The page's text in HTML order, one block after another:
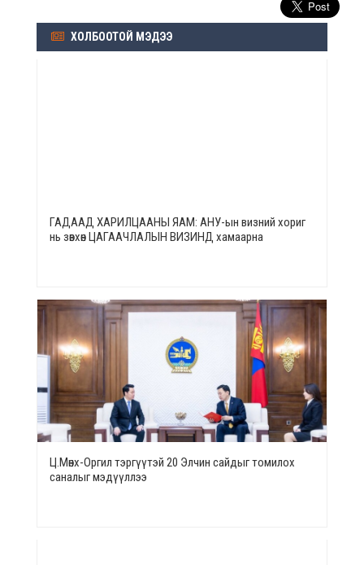
ХОЛБООТОЙ МЭДЭЭ
ГАДААД ХАРИЛЦААНЫ ЯАМ: АНУ-ын визний хориг
нь зөвхөн ЦАГААЧЛАЛЫН ВИЗИНД хамаарна
Ц.Мөнх-Оргил тэргүүтэй 20 Элчин сайдыг томилох
саналыг мэдүүллээ